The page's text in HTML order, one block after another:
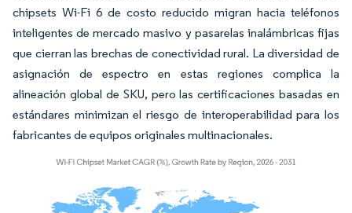
chipsets Wi-Fi 6 de costo reducido migran hacia teléfonos
inteligentes de mercado masivo y pasarelas inalámbricas fijas
que cierran las brechas de conectividad rural. La diversidad de
asignación de espectro en estas regiones complica la
alineación global de SKU, pero las certificaciones basadas en
estándares minimizan el riesgo de interoperabilidad para los
fabricantes de equipos originales multinacionales.